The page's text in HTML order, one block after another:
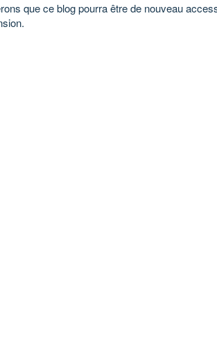
que ce blog pourra être de nouveau